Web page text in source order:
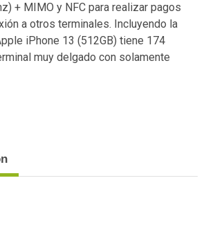
+ MIMO y NFC para realizar pagos
a otros terminales. Incluyendo la
iPhone 13 (512GB) tiene 174
muy delgado con solamente